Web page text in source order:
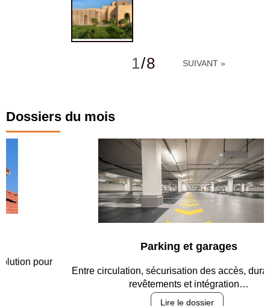
1/8 SUIVANT »
Dossiers du mois
Parking et garages
Entre circulation, sécurisation des accès, durabilité des
revêtements et intégration…